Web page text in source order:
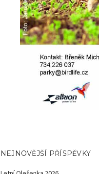
NEJNOVĚJŠÍ PŘÍSPĚVKY